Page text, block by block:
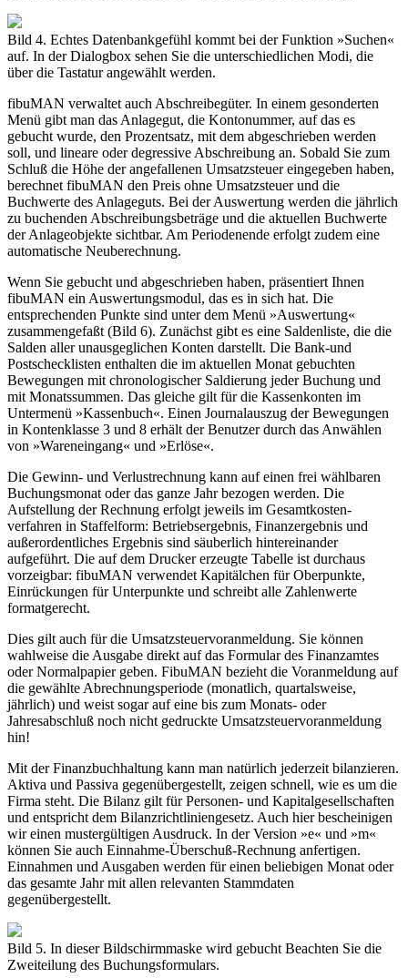
Bild 4. Echtes Datenbankgefühl kommt bei der Funktion »Suchen«
auf. In der Dialogbox sehen Sie die unterschiedlichen Modi, die
über die Tastatur angewählt werden.
fibuMAN verwaltet auch Abschreibegüter. In einem gesonderten
Menü gibt man das Anlagegut, die Kontonummer, auf das es
gebucht wurde, den Prozentsatz, mit dem abgeschrieben werden
soll, und lineare oder degressive Abschreibung an. Sobald Sie zum
Schluß die Höhe der angefallenen Umsatzsteuer eingegeben haben,
berechnet fibuMAN den Preis ohne Umsatzsteuer und die
Buchwerte des Anlageguts. Bei der Auswertung werden die jährlich
zu buchenden Abschreibungsbeträge und die aktuellen Buchwerte
der Anlageobjekte sichtbar. Am Periodenende erfolgt zudem eine
automatische Neuberechnung.
Wenn Sie gebucht und abgeschrieben haben, präsentiert Ihnen
fibuMAN ein Auswertungsmodul, das es in sich hat. Die
entsprechenden Punkte sind unter dem Menü »Auswertung«
zusammengefaßt (Bild 6). Zunächst gibt es eine Saldenliste, die die
Salden aller unausgeglichen Konten darstellt. Die Bank-und
Postschecklisten enthalten die im aktuellen Monat gebuchten
Bewegungen mit chronologischer Saldierung jeder Buchung und
mit Monatssummen. Das gleiche gilt für die Kassenkonten im
Untermenü »Kassenbuch«. Einen Journalauszug der Bewegungen
in Kontenklasse 3 und 8 erhält der Benutzer durch das Anwählen
von »Wareneingang« und »Erlöse«.
Die Gewinn- und Verlustrechnung kann auf einen frei wählbaren
Buchungsmonat oder das ganze Jahr bezogen werden. Die
Aufstellung der Rechnung erfolgt jeweils im Gesamtkosten-
verfahren in Staffelform: Betriebsergebnis, Finanzergebnis und
außerordentliches Ergebnis sind säuberlich hintereinander
aufgeführt. Die auf dem Drucker erzeugte Tabelle ist durchaus
vorzeigbar: fibuMAN verwendet Kapitälchen für Oberpunkte,
Einrückungen für Unterpunkte und schreibt alle Zahlenwerte
formatgerecht.
Dies gilt auch für die Umsatzsteuervoranmeldung. Sie können
wahlweise die Ausgabe direkt auf das Formular des Finanzamtes
oder Normalpapier geben. FibuMAN bezieht die Voranmeldung auf
die gewählte Abrechnungsperiode (monatlich, quartalsweise,
jährlich) und weist sogar auf eine bis zum Monats- oder
Jahresabschluß noch nicht gedruckte Umsatzsteuervoranmeldung
hin!
Mit der Finanzbuchhaltung kann man natürlich jederzeit bilanzieren.
Aktiva und Passiva gegenübergestellt, zeigen schnell, wie es um die
Firma steht. Die Bilanz gilt für Personen- und Kapitalgesellschaften
und entspricht dem Bilanzrichtliniengesetz. Auch hier bescheinigen
wir einen mustergültigen Ausdruck. In der Version »e« und »m«
können Sie auch Einnahme-Überschuß-Rechnung anfertigen.
Einnahmen und Ausgaben werden für einen beliebigen Monat oder
das gesamte Jahr mit allen relevanten Stammdaten
gegenübergestellt.
Bild 5. In dieser Bildschirmmaske wird gebucht Beachten Sie die
Zweiteilung des Buchungsformulars.